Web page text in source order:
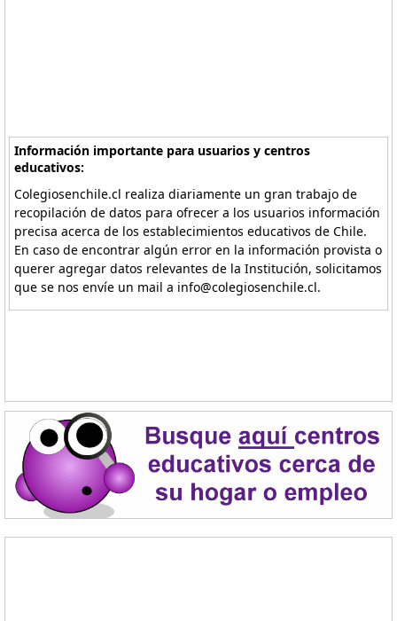
Información importante para usuarios y centros
educativos:
Colegiosenchile.cl realiza diariamente un gran trabajo de
recopilación de datos para ofrecer a los usuarios información
precisa acerca de los establecimientos educativos de Chile.
En caso de encontrar algún error en la información provista o
querer agregar datos relevantes de la Institución, solicitamos
que se nos envíe un mail a info@colegiosenchile.cl.